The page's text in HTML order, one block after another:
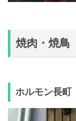
焼肉・焼鳥
ホルモン長町